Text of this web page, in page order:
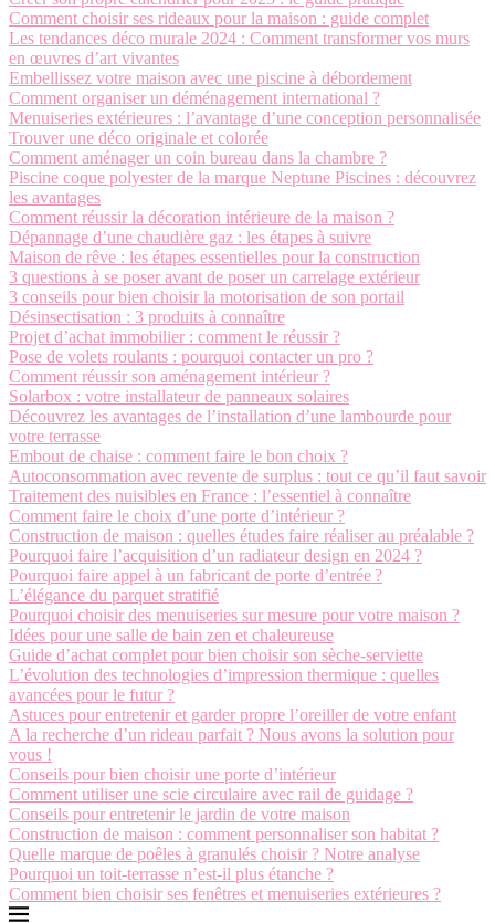
Comment choisir ses rideaux pour la maison : guide complet
Les tendances déco murale 2024 : Comment transformer vos murs
en œuvres d’art vivantes
Embellissez votre maison avec une piscine à débordement
Comment organiser un déménagement international ?
Menuiseries extérieures : l’avantage d’une conception personnalisée
Trouver une déco originale et colorée
Comment aménager un coin bureau dans la chambre ?
Piscine coque polyester de la marque Neptune Piscines : découvrez
les avantages
Comment réussir la décoration intérieure de la maison ?
Dépannage d’une chaudière gaz : les étapes à suivre
Maison de rêve : les étapes essentielles pour la construction
3 questions à se poser avant de poser un carrelage extérieur
3 conseils pour bien choisir la motorisation de son portail
Désinsectisation : 3 produits à connaître
Projet d’achat immobilier : comment le réussir ?
Pose de volets roulants : pourquoi contacter un pro ?
Comment réussir son aménagement intérieur ?
Solarbox : votre installateur de panneaux solaires
Découvrez les avantages de l’installation d’une lambourde pour
votre terrasse
Embout de chaise : comment faire le bon choix ?
Autoconsommation avec revente de surplus : tout ce qu’il faut savoir
Traitement des nuisibles en France : l’essentiel à connaître
Comment faire le choix d’une porte d’intérieur ?
Construction de maison : quelles études faire réaliser au préalable ?
Pourquoi faire l’acquisition d’un radiateur design en 2024 ?
Pourquoi faire appel à un fabricant de porte d’entrée ?
L’élégance du parquet stratifié
Pourquoi choisir des menuiseries sur mesure pour votre maison ?
Idées pour une salle de bain zen et chaleureuse
Guide d’achat complet pour bien choisir son sèche-serviette
L’évolution des technologies d’impression thermique : quelles
avancées pour le futur ?
Astuces pour entretenir et garder propre l’oreiller de votre enfant
A la recherche d’un rideau parfait ? Nous avons la solution pour
vous !
Conseils pour bien choisir une porte d’intérieur
Comment utiliser une scie circulaire avec rail de guidage ?
Conseils pour entretenir le jardin de votre maison
Construction de maison : comment personnaliser son habitat ?
Quelle marque de poêles à granulés choisir ? Notre analyse
Pourquoi un toit-terrasse n’est-il plus étanche ?
Comment bien choisir ses fenêtres et menuiseries extérieures ?